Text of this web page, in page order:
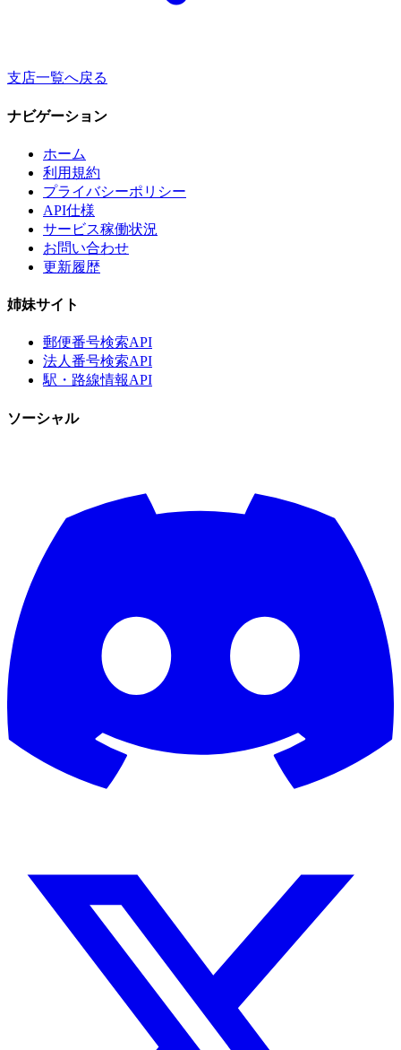
支店一覧へ戻る
ナビゲーション
ホーム
利用規約
プライバシーポリシー
API仕様
サービス稼働状況
お問い合わせ
更新履歴
姉妹サイト
郵便番号検索API
法人番号検索API
駅・路線情報API
ソーシャル